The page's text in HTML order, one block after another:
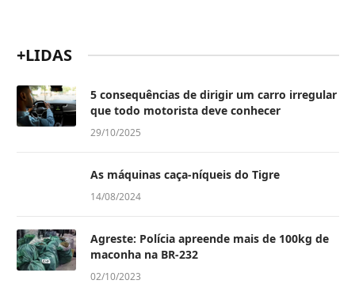
+LIDAS
5 consequências de dirigir um carro irregular
que todo motorista deve conhecer
29/10/2025
As máquinas caça-níqueis do Tigre
14/08/2024
Agreste: Polícia apreende mais de 100kg de
maconha na BR-232
02/10/2023